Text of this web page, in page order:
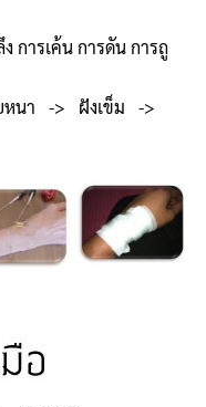
การเค้น การดัน การถู
หนา -> ฝังเข็ม ->